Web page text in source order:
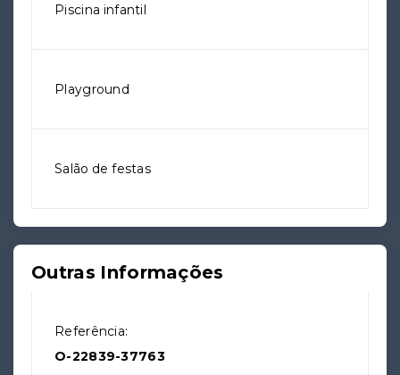
Piscina infantil
Playground
Salão de festas
Outras Informações
Referência:
O-22839-37763